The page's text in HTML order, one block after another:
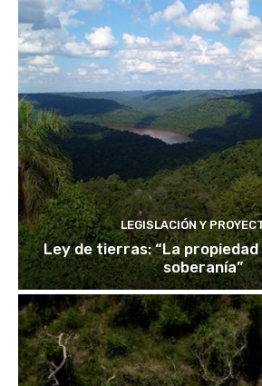
LEGISLACIÓN Y
Ley de tierras: “La
soberanía”